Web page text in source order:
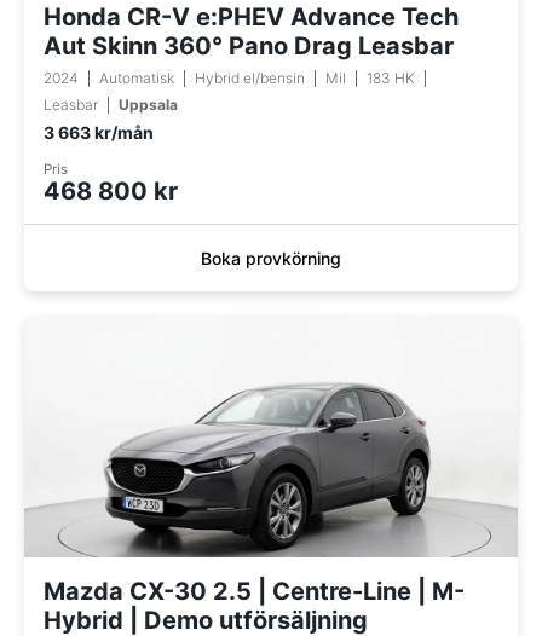
Honda CR-V e:PHEV Advance Tech
Aut Skinn 360° Pano Drag Leasbar
2024 Automatisk Hybrid el/bensin Mil
183 HK
Leasbar
Uppsala
3 663 kr/mån
Pris
468 800 kr
Boka provkörning
Mazda CX-30 2.5 | Centre-Line | M-
Hybrid | Demo utförsäljning